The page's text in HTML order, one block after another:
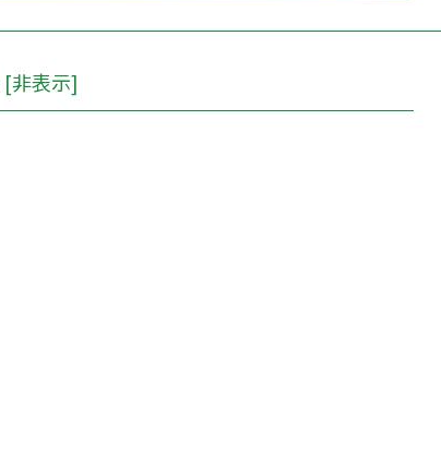
[非表示]